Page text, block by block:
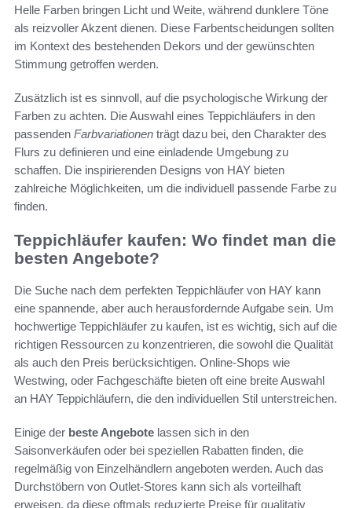
Helle Farben bringen Licht und Weite, während dunklere Töne
als reizvoller Akzent dienen. Diese Farbentscheidungen sollten
im Kontext des bestehenden Dekors und der gewünschten
Stimmung getroffen werden.
Zusätzlich ist es sinnvoll, auf die psychologische Wirkung der
Farben zu achten. Die Auswahl eines Teppichläufers in den
passenden Farbvariationen trägt dazu bei, den Charakter des
Flurs zu definieren und eine einladende Umgebung zu
schaffen. Die inspirierenden Designs von HAY bieten
zahlreiche Möglichkeiten, um die individuell passende Farbe zu
finden.
Teppichläufer kaufen: Wo findet man die
besten Angebote?
Die Suche nach dem perfekten Teppichläufer von HAY kann
eine spannende, aber auch herausfordernde Aufgabe sein. Um
hochwertige Teppichläufer zu kaufen, ist es wichtig, sich auf die
richtigen Ressourcen zu konzentrieren, die sowohl die Qualität
als auch den Preis berücksichtigen. Online-Shops wie
Westwing, oder Fachgeschäfte bieten oft eine breite Auswahl
an HAY Teppichläufern, die den individuellen Stil unterstreichen.
Einige der beste Angebote lassen sich in den
Saisonverkäufen oder bei speziellen Rabatten finden, die
regelmäßig von Einzelhändlern angeboten werden. Auch das
Durchstöbern von Outlet-Stores kann sich als vorteilhaft
erweisen, da diese oftmals reduzierte Preise für qualitativ